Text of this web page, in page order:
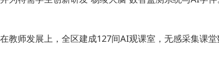
在教师发展上，全区建成127间AI观课室，无感采集课